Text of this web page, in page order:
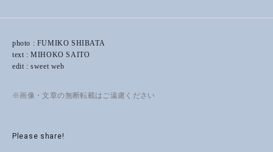
photo : FUMIKO SHIBATA
text : MIHOKO SAITO
edit : sweet web
※画像・文章の無断転載はご遠慮ください
Please share!